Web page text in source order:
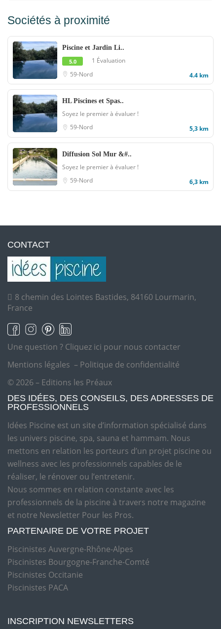
Sociétés à proximité
Piscine et Jardin Li..
5.0
1 Évaluation
59-Nord
4.4 km
HL Piscines et Spas..
Soyez le premier à évaluer !
59-Nord
5,3 km
Diffusion Sol Mur &#..
Soyez le premier à évaluer !
59-Nord
6,3 km
CONTACT
8 chemin des Lointes Bastides, 84160 Lourmarin,
France
Une question ? Cliquez ici pour nous contacter
Mentions légales – Politique de confidentialité
© 2026 – Editions les Préaux
DES IDÉES, DES CONSEILS, DES ADRESSES DE
PROFESSIONNELS
Idées Piscine est un site d’information spécialisé dans
les univers piscine, spa, sauna et hammam. Nous
mettons en relation les porteurs d’un projet piscine ou
wellness avec les professionnels capables de le
réaliser, le rénover ou l’entretenir.
Nous sommes en relation constante avec les
professionnels de la piscine à travers notre magazine
et notre Newsletter Pour les Pros.
PARTENAIRE DE VOTRE PROJET
Piscinistes Auvergne-Rhône-Alpes
Piscinistes Bourgogne-Franche-Comté
Piscinistes Occitanie
Piscinistes PACA
INSCRIPTION NEWSLETTERS